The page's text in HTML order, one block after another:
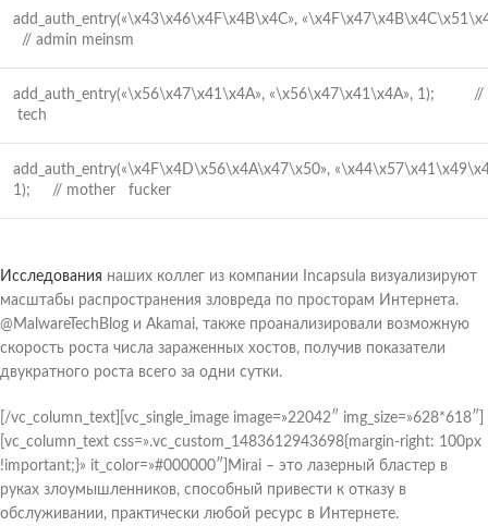
add_auth_entry(«\x43\x46\x4F\x4B\x4C»,
// admin meinsm
add_auth_entry(«\x56\x47\x41\x4A», «\x56\x47\x41\x4A», 1); //
tech
add_auth_entry(«\x4F\x4D\x56\x4A\x47\x50»,
1); // mother fucker
Исследования наших коллег из компании Incapsula визуализируют
масштабы распространения зловреда по просторам Интернета.
@MalwareTechBlog и Akamai, также проанализировали возможную
скорость роста числа зараженных хостов, получив показатели
двукратного роста всего за одни сутки.
[/vc_column_text][vc_single_image image=»22042″ img_size=»628*618″]
[vc_column_text css=».vc_custom_1483612943698{margin-right: 100px
!important;}» it_color=»#000000″]Mirai – это лазерный бластер в
руках злоумышленников, способный привести к отказу в
обслуживании, практически любой ресурс в Интернете.